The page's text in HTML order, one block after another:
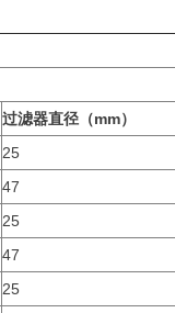
过滤器直径（mm）
25
47
25
47
25